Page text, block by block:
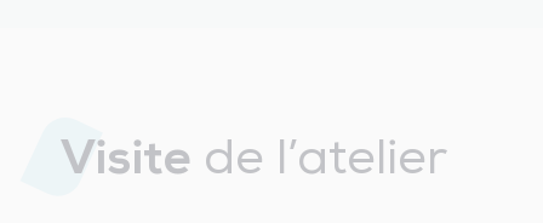
Visite de l’atelier